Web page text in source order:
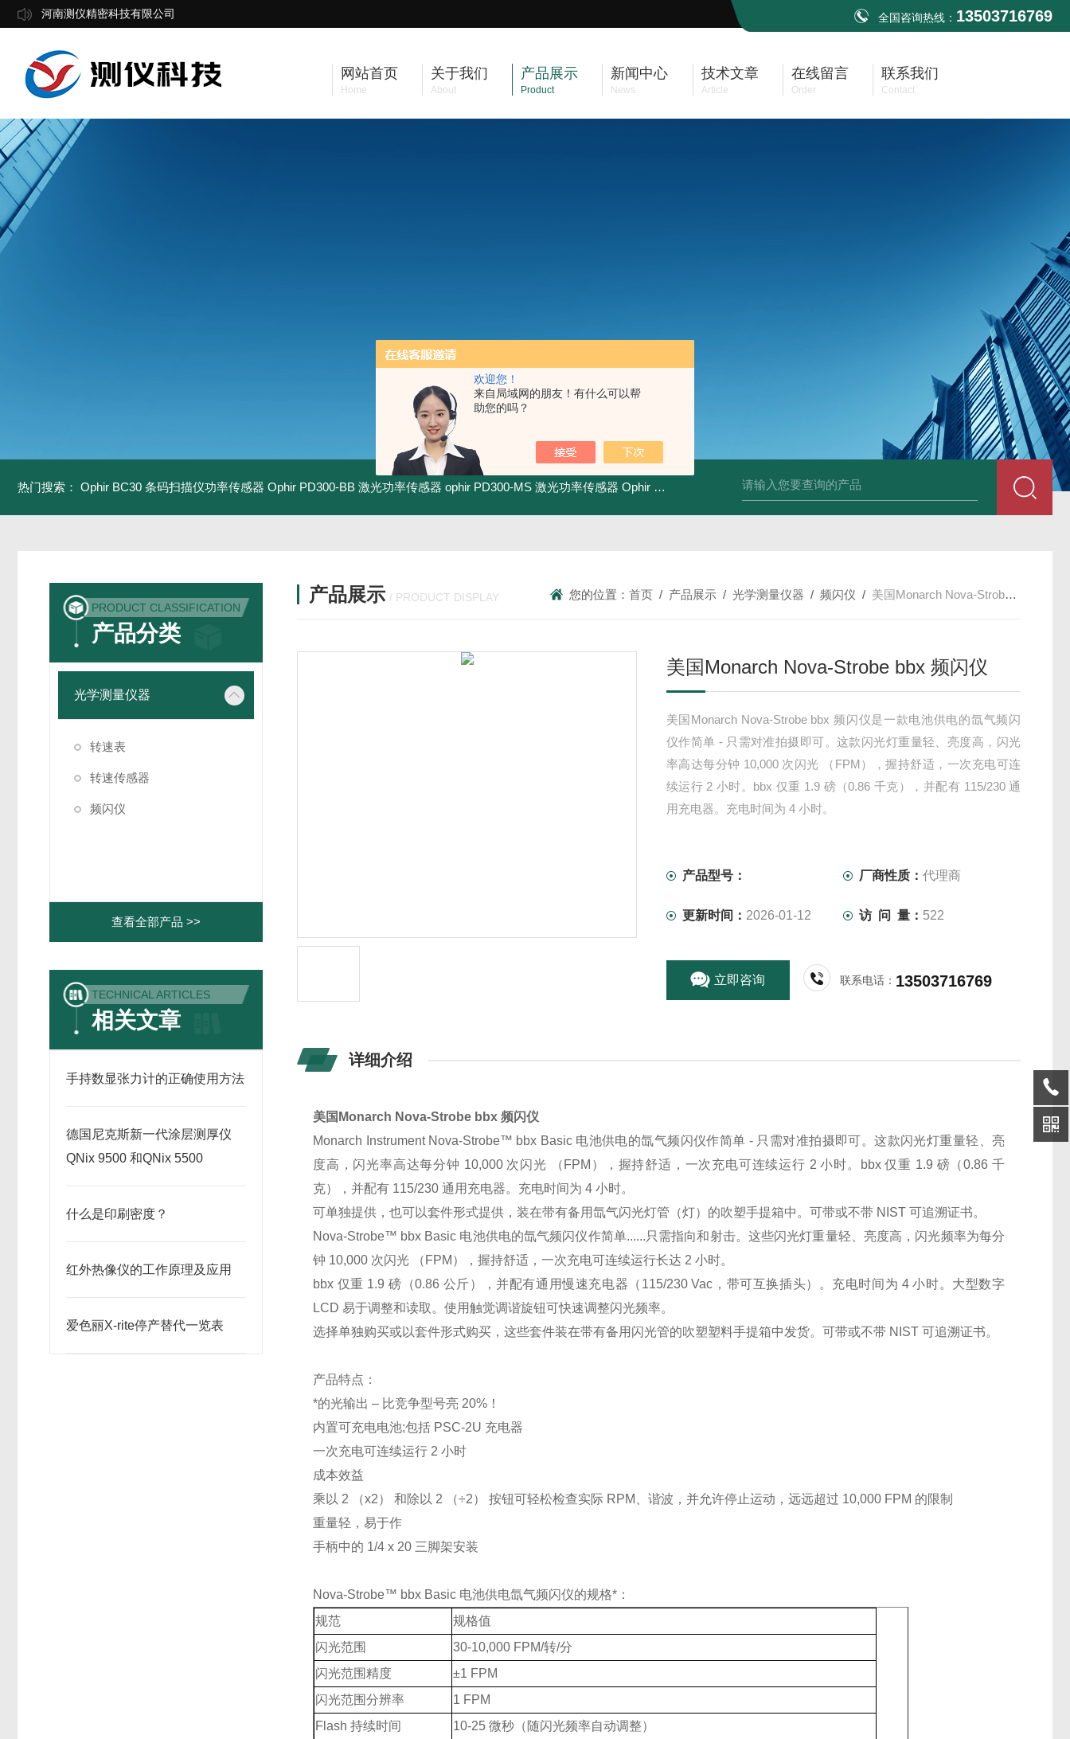
欢迎您！
来自局域网的朋友！有什么可以帮
助您的吗？
河南测仪精密科技有限公司 全国咨询热线： 13503716769
网站首页
Home
关于我们
About
产品展示
Product
新闻中心
News
技术文章
Article
在线留言
Order
联系我们
Contact
热门搜索： Ophir BC30 条码扫描仪功率传感器 Ophir PD300-BB 激光功率传感器 ophir PD300-MS 激光功率传感器 Ophir PD300R-3W 激光功率传感器 Ophir PD300R 激光功率传感器 Ophir PD300-
PRODUCT CLASSIFICATION
产品分类
光学测量仪器
转速表
转速传感器
频闪仪
查看全部产品 >>
TECHNICAL ARTICLES
相关文章
手持数显张力计的正确使用方法
德国尼克斯新一代涂层测厚仪
QNix 9500 和QNix 5500
什么是印刷密度？
红外热像仪的工作原理及应用
爱色丽X-rite停产替代一览表
产品展示 / PRODUCT DISPLAY 您的位置：首页 / 产品展示 /光学测量仪器 /频闪仪 / ​美国Monarch Nova-Strobe bbx 频闪仪
​美国Monarch Nova-Strobe bbx 频闪仪
美国Monarch Nova-Strobe bbx 频闪仪是一款电池供电的氙气频闪
仪作简单 - 只需对准拍摄即可。这款闪光灯重量轻、亮度高，闪光
率高达每分钟 10,000 次闪光 （FPM），握持舒适，一次充电可连
续运行 2 小时。bbx 仅重 1.9 磅（0.86 千克），并配有 115/230 通
用充电器。充电时间为 4 小时。
产品型号： 厂商性质：代理商
更新时间： 2026-01-12 访 问 量： 522
立即咨询 联系电话： 13503716769
详细介绍
美国Monarch Nova-Strobe bbx 频闪仪
Monarch Instrument Nova-Strobe™ bbx Basic 电池供电的氙气频闪仪作简单 - 只需对准拍摄即可。这款闪光灯重量轻、亮
度高，闪光率高达每分钟 10,000 次闪光 （FPM），握持舒适，一次充电可连续运行 2 小时。bbx 仅重 1.9 磅（0.86 千
克），并配有 115/230 通用充电器。充电时间为 4 小时。
可单独提供，也可以套件形式提供，装在带有备用氙气闪光灯管（灯）的吹塑手提箱中。可带或不带 NIST 可追溯证书。
Nova-Strobe™ bbx Basic 电池供电的氙气频闪仪作简单......只需指向和射击。这些闪光灯重量轻、亮度高，闪光频率为每分
钟 10,000 次闪光 （FPM），握持舒适，一次充电可连续运行长达 2 小时。
bbx 仅重 1.9 磅（0.86 公斤），并配有通用慢速充电器（115/230 Vac，带可互换插头）。充电时间为 4 小时。大型数字
LCD 易于调整和读取。使用触觉调谐旋钮可快速调整闪光频率。
选择单独购买或以套件形式购买，这些套件装在带有备用闪光管的吹塑塑料手提箱中发货。可带或不带 NIST 可追溯证书。
产品特点：
*的光输出 – 比竞争型号亮 20%！
内置可充电电池;包括 PSC-2U 充电器
一次充电可连续运行 2 小时
成本效益
乘以 2 （x2） 和除以 2 （÷2） 按钮可轻松检查实际 RPM、谐波，并允许停止运动，远远超过 10,000 FPM 的限制
重量轻，易于作
手柄中的 1/4 x 20 三脚架安装
Nova-Strobe™ bbx Basic 电池供电氙气频闪仪的规格*：
规范
规格值
闪光范围
30-10,000 FPM/转/分
闪光范围精度
±1 FPM
闪光范围分辨率
1 FPM
Flash 持续时间
10-25 微秒（随闪光频率自动调整）